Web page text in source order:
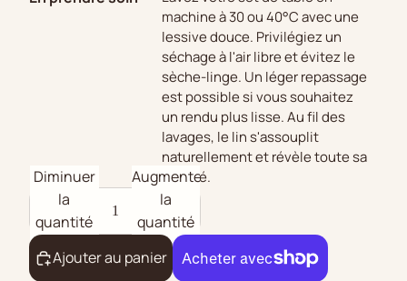
machine à 30 ou 40°C avec une
lessive douce. Privilégiez un
séchage à l'air libre et évitez le
sèche-linge. Un léger repassage
est possible si vous souhaitez
un rendu plus lisse. Au fil des
lavages, le lin s'assouplit
naturellement et révèle toute sa
beauté.
Diminuer
la
quantité
Augmenter
la
quantité
Ajouter au panier